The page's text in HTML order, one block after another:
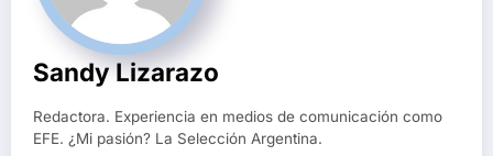
Sandy Lizarazo
Redactora. Experiencia en medios de comunicación como
EFE. ¿Mi pasión? La Selección Argentina.